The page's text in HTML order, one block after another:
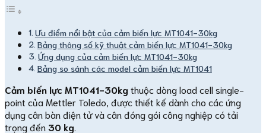
Ưu điểm nổi bật của cảm biến lực MT1041-30kg
Bảng thông số kỹ thuật cảm biến lực MT1041-30kg
Ứng dụng của cảm biến lực MT1041-30kg
Bảng so sánh các model cảm biến lực MT1041
Cảm biến lực MT1041-30kgthuộc dòng load cell single-
point của Mettler Toledo, được thiết kế dành cho các ứng
dụng cân bàn điện tử và cân đóng gói công nghiệp có tải
trọng đến 30 kg